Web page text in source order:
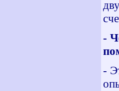
-
-